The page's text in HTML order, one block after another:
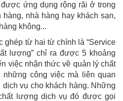
ứng dụng rộng rãi ở trong
nhà hàng hay khách sạn,
không...
ghép từ hai từ chính là “Service
lượng” chỉ ra được 5 khoảng
việc nhận thức về quản lý chất
công việc mà liên quan
vụ cho khách hàng. Những
lượng dịch vụ đó được gọi